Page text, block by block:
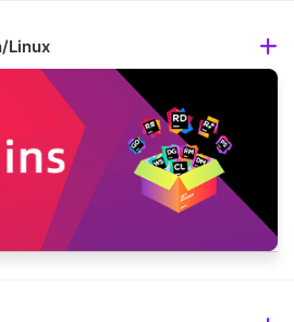
Linux